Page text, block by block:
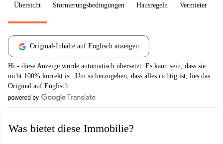
Übersicht Stornierungsbedingungen Hausregeln Vermieter
Original-Inhalte auf Englisch anzeigen
Hi - diese Anzeige wurde automatisch übersetzt. Es kann sein, dass sie
nicht 100% korrekt ist. Um sicherzugehen, dass alles richtig ist, lies das
Original auf Englisch.
Was bietet diese Immobilie?